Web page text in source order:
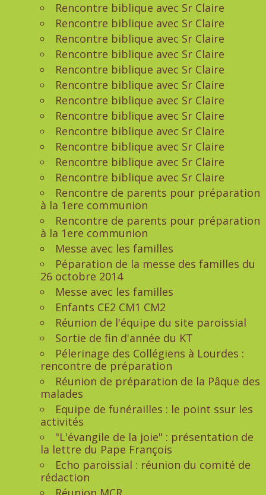
Rencontre biblique avec Sr Claire
Rencontre biblique avec Sr Claire
Rencontre biblique avec Sr Claire
Rencontre biblique avec Sr Claire
Rencontre biblique avec Sr Claire
Rencontre biblique avec Sr Claire
Rencontre biblique avec Sr Claire
Rencontre biblique avec Sr Claire
Rencontre biblique avec Sr Claire
Rencontre biblique avec Sr Claire
Rencontre biblique avec Sr Claire
Rencontre biblique avec Sr Claire
Rencontre de parents pour préparation
à la 1ere communion
Rencontre de parents pour préparation
à la 1ere communion
Messe avec les familles
Péparation de la messe des familles du
26 octobre 2014
Messe avec les familles
Enfants CE2 CM1 CM2
Réunion de l'équipe du site paroissial
Sortie de fin d'année du KT
Pélerinage des Collégiens à Lourdes :
rencontre de préparation
Réunion de préparation de la Pâque des
malades
Equipe de funérailles : le point ssur les
activités
"L'évangile de la joie" : présentation de
la lettre du Pape François
Echo paroissial : réunion du comité de
rédaction